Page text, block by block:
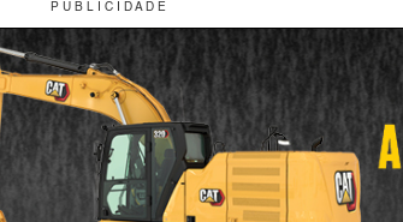
P U B L I C I D A D E